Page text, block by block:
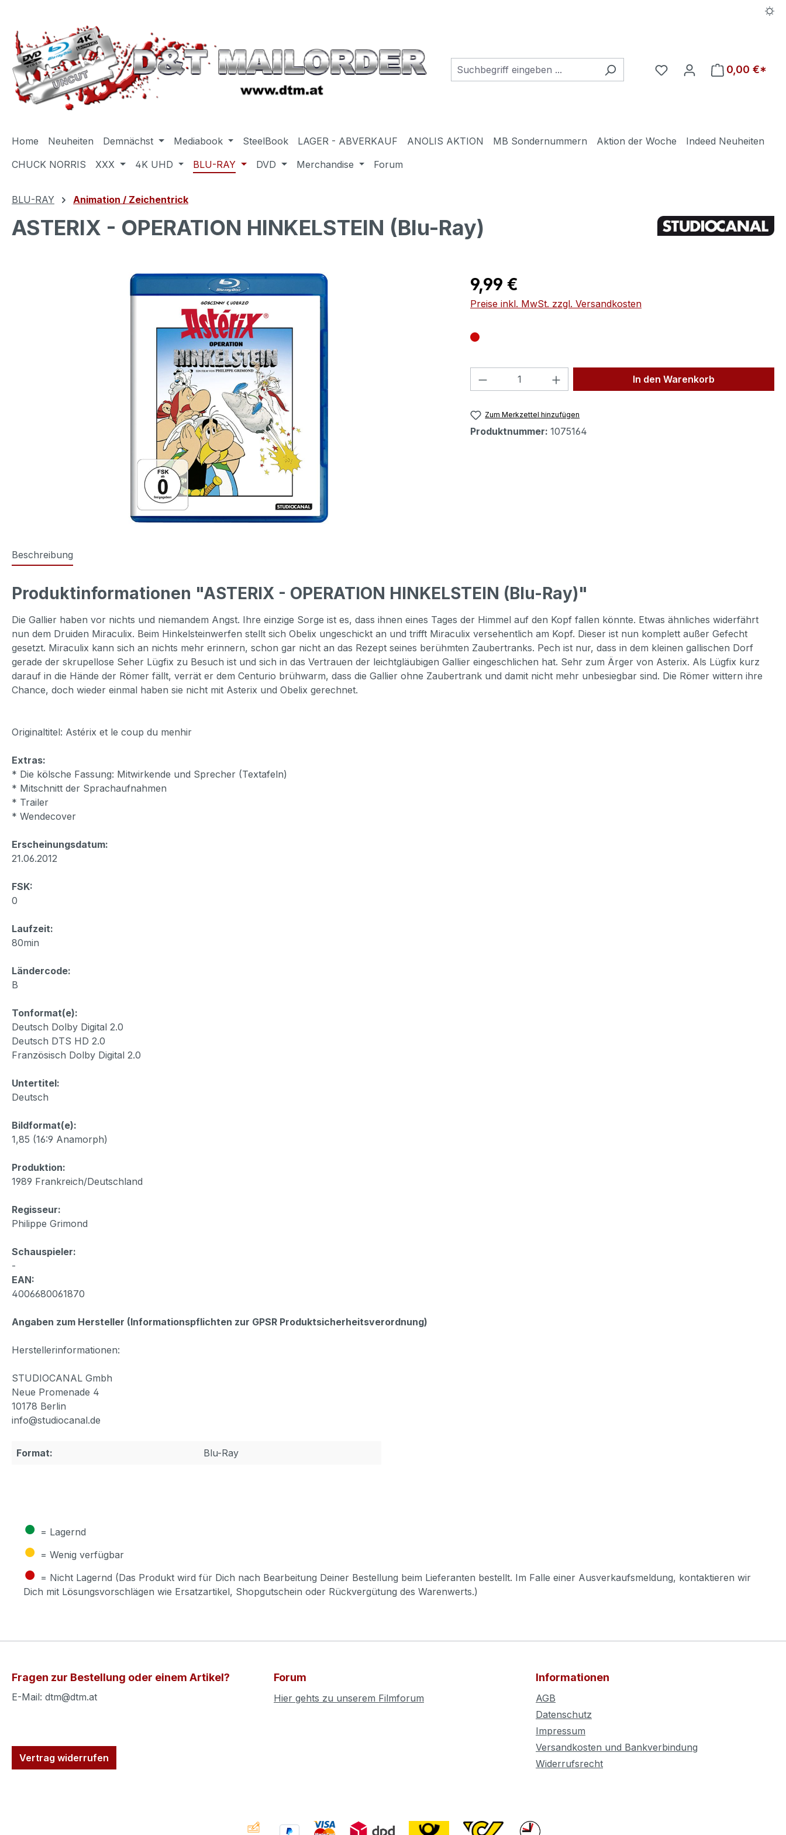
Du hast 0 Produkte auf
0,00 €*
Home Neuheiten Demnächst Mediabook SteelBook LAGER - ABVERKAUF ANOLIS AKTION MB Sondernummern Aktion der Woche
Indeed Neuheiten
CHUCK NORRIS
XXX 4K UHD BLU-RAY DVD Merchandise Forum
BLU-RAY Animation / Zeichentrick
ASTERIX - OPERATION HINKELSTEIN (Blu-Ray)
Regulärer Preis:
9,99 €
Preise inkl. MwSt. zzgl. Versandkosten
Produkt Anzahl: Gib den gewünschten Wert
In den Warenkorb
Zum Merkzettel hinzufügen
Produktnummer: 1075164
Beschreibung
Produktinformationen "ASTERIX - OPERATION HINKELSTEIN (Blu-Ray)"
Die Gallier haben vor nichts und niemandem Angst. Ihre einzige Sorge ist es, dass ihnen eines Tages der Himmel auf den Kopf fallen könnte. Etwas ähnliches widerfährt
nun dem Druiden Miraculix. Beim Hinkelsteinwerfen stellt sich Obelix ungeschickt an und trifft Miraculix versehentlich am Kopf. Dieser ist nun komplett außer Gefecht
gesetzt. Miraculix kann sich an nichts mehr erinnern, schon gar nicht an das Rezept seines berühmten Zaubertranks. Pech ist nur, dass in dem kleinen gallischen Dorf
gerade der skrupellose Seher Lügfix zu Besuch ist und sich in das Vertrauen der leichtgläubigen Gallier eingeschlichen hat. Sehr zum Ärger von Asterix. Als Lügfix kurz
darauf in die Hände der Römer fällt, verrät er dem Centurio brühwarm, dass die Gallier ohne Zaubertrank und damit nicht mehr unbesiegbar sind. Die Römer wittern ihre
Chance, doch wieder einmal haben sie nicht mit Asterix und Obelix gerechnet.
Originaltitel: Astérix et le coup du menhir
Extras:
* Die kölsche Fassung: Mitwirkende und Sprecher (Textafeln)
* Mitschnitt der Sprachaufnahmen
* Trailer
* Wendecover
Erscheinungsdatum:
21.06.2012
FSK:
0
Laufzeit:
80min
Ländercode:
B
Tonformat(e):
Deutsch Dolby Digital 2.0
Deutsch DTS HD 2.0
Französisch Dolby Digital 2.0
Untertitel:
Deutsch
Bildformat(e):
1,85 (16:9 Anamorph)
Produktion:
1989 Frankreich/Deutschland
Regisseur:
Philippe Grimond
Schauspieler:
-
EAN:
4006680061870
Angaben zum Hersteller (Informationspflichten zur GPSR Produktsicherheitsverordnung)
Herstellerinformationen:
STUDIOCANAL Gmbh
Neue Promenade 4
10178 Berlin
info@studiocanal.de
Format: Blu-Ray
● = Lagernd
● = Wenig verfügbar
● = Nicht Lagernd (Das Produkt wird für Dich nach Bearbeitung Deiner Bestellung beim Lieferanten bestellt. Im Falle einer Ausverkaufsmeldung, kontaktieren wir
Dich mit Lösungsvorschlägen wie Ersatzartikel, Shopgutschein oder Rückvergütung des Warenwerts.)
Fragen zur Bestellung oder einem Artikel?
E-Mail: dtm@dtm.at
Vertrag widerrufen
Forum
Hier gehts zu unserem Filmforum
Informationen
AGB
Datenschutz
Impressum
Versandkosten und Bankverbindung
Widerrufsrecht